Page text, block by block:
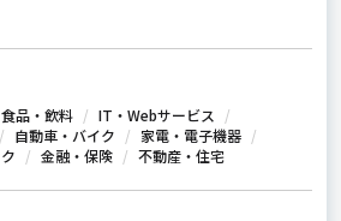
食品・飲料
IT・Webサービス
自動車・バイク
家電・電子機器
金融・保険 不動産・住宅